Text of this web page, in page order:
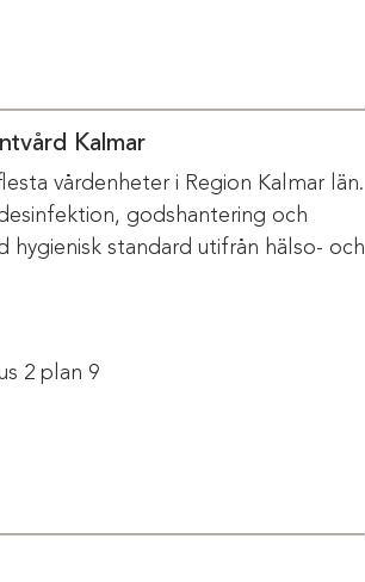
Kalmar
vårdenheter i Region Kalmar län.
godshantering och
hygienisk standard utifrån hälso- och
2 plan 9